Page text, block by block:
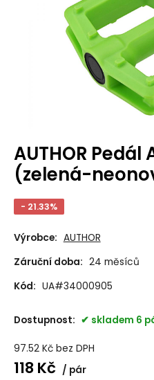
AUTHOR
(zelená-
- 21.33%
Výrobce: AUTHOR
Záruční doba: 24 měsíců
Kód: UA#34000905
Dostupnost: skladem 6
97.52Kč bez DPH
118 Kč
pár